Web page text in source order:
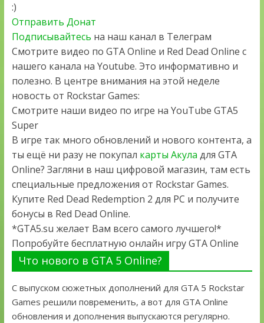
:)
Отправить Донат
Подписывайтесь на наш канал в Телеграм
Смотрите видео по GTA Online и Red Dead Online с
нашего канала на Youtube. Это информативно и
полезно. В центре внимания на этой неделе
новость от Rockstar Games:
Смотрите наши видео по игре на YouTube GTA5
Super
В игре так много обновлений и нового контента, а
ты ещё ни разу не покупал карты Акула для GTA
Online? Загляни в наш цифровой магазин, там есть
специальные предложения от Rockstar Games.
Купите Red Dead Redemption 2 для PC и получите
бонусы в Red Dead Online.
*GTA5.su желает Вам всего самого лучшего!*
Попробуйте бесплатную онлайн игру GTA Online
Что нового в GTA 5 Online?
С выпуском сюжетных дополнений для GTA 5 Rockstar
Games решили повременить, а вот для GTA Online
обновления и дополнения выпускаются регулярно.